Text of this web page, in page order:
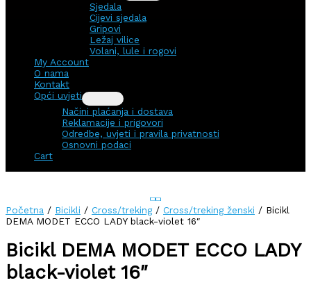
Sjedala
Cijevi sjedala
Gripovi
Ležaj vilice
Volani, lule i rogovi
My Account
O nama
Kontakt
Opći uvjeti
Načini plaćanja i dostava
Reklamacije i prigovori
Odredbe, uvjeti i pravila privatnosti
Osnovni podaci
Cart
Početna / Bicikli / Cross/treking/ Cross/treking ženski / Bicikl
DEMA MODET ECCO LADY black-violet 16″
Bicikl DEMA MODET ECCO LADY
black-violet 16″